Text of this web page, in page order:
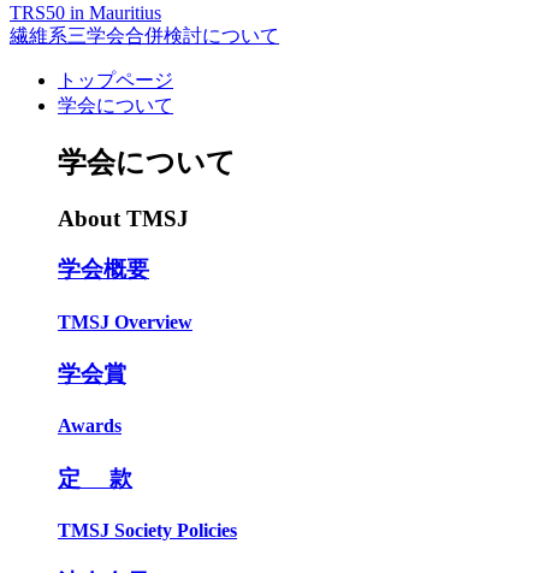
TRS50 in Mauritius
繊維系三学会合併検討について
トップページ
学会について
学会について
About TMSJ
学会概要
TMSJ Overview
学会賞
Awards
定 款
TMSJ Society Policies